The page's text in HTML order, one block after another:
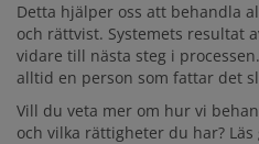
Detta hjälper oss att behandla
och rättvist. Systemets resultat
vidare till nästa steg i
alltid en person som fattar det
Vill du veta mer om hur vi
och vilka rättigheter du har?